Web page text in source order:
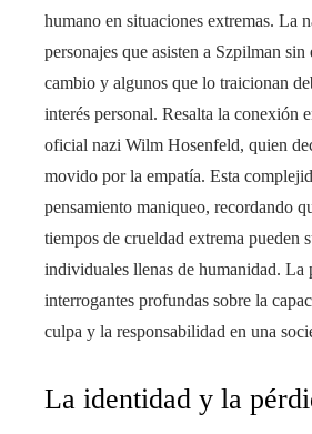
humano en situaciones extremas. La
personajes que asisten a Szpilman sin
cambio y algunos que lo traicionan
interés personal. Resalta la conexión
oficial nazi Wilm Hosenfeld, quien
movido por la empatía. Esta
pensamiento maniqueo, recordando
tiempos de crueldad extrema pueden
individuales llenas de humanidad. La
interrogantes profundas sobre la
culpa y la responsabilidad en una
La identidad y la